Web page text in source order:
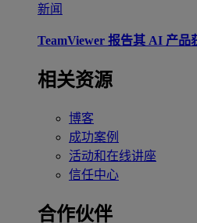
新闻
TeamViewer 报告其 AI 产品
相关资源
博客
成功案例
活动和在线讲座
信任中心
合作伙伴